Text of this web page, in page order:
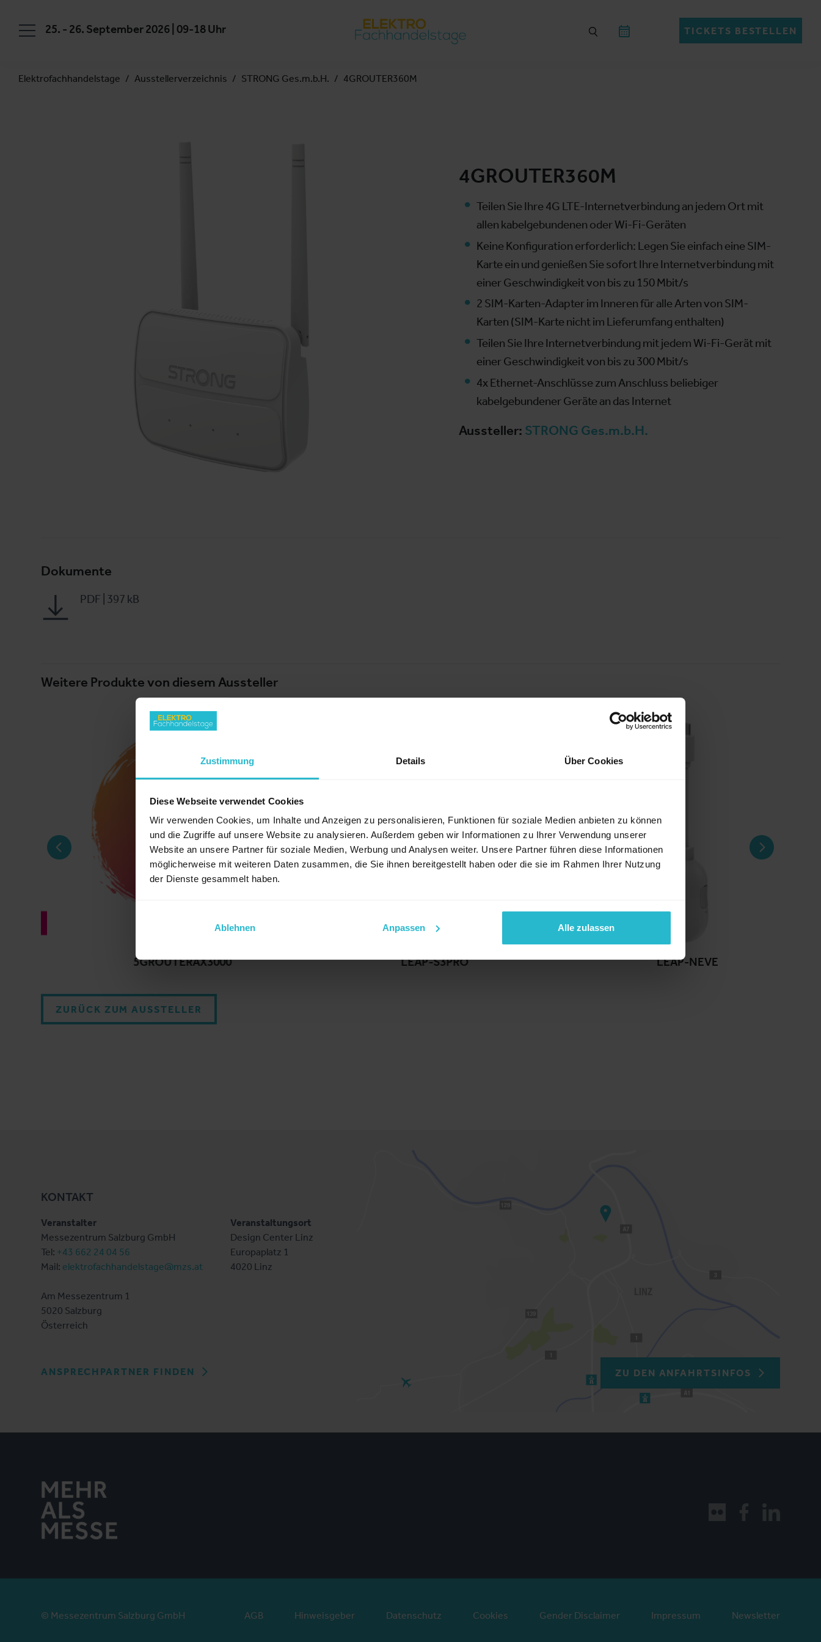
Zustimmung Details Über Cookies
Diese Webseite verwendet Cookies
Wir verwenden Cookies, um Inhalte und Anzeigen zu personalisieren, Funktionen für soziale Medien anbieten zu können
und die Zugriffe auf unsere Website zu analysieren. Außerdem geben wir Informationen zu Ihrer Verwendung unserer
Website an unsere Partner für soziale Medien, Werbung und Analysen weiter. Unsere Partner führen diese Informationen
möglicherweise mit weiteren Daten zusammen, die Sie ihnen bereitgestellt haben oder die sie im Rahmen Ihrer Nutzung
der Dienste gesammelt haben.
Ablehnen Anpassen Alle zulassen
25. - 26. September 2026 | 09-18 Uhr TICKETS BESTELLEN
Elektrofachhandelstage Ausstellerverzeichnis STRONG Ges.m.b.H. 4GROUTER360M
4GROUTER360M
Teilen Sie Ihre 4G LTE-Internetverbindung an jedem Ort mit
allen kabelgebundenen oder Wi-Fi-Geräten
Keine Konfiguration erforderlich: Legen Sie einfach eine SIM-
Karte ein und genießen Sie sofort Ihre Internetverbindung mit
einer Geschwindigkeit von bis zu 150 Mbit/s
2 SIM-Karten-Adapter im Inneren für alle Arten von SIM-
Karten (SIM-Karte nicht im Lieferumfang enthalten)
Teilen Sie Ihre Internetverbindung mit jedem Wi-Fi-Gerät mit
einer Geschwindigkeit von bis zu 300 Mbit/s
4x Ethernet-Anschlüsse zum Anschluss beliebiger
kabelgebundener Geräte an das Internet
Aussteller: STRONG Ges.m.b.H.
Dokumente
PDF 397 kB
Weitere Produkte von diesem Aussteller
5GROUTERAX3000 LEAP-S3PRO LEAP-NEVE
ZURÜCK ZUM AUSSTELLER
KONTAKT
Veranstalter
Messezentrum Salzburg GmbH
Tel: +43 662 24 04 56
Mail: elektrofachhandelstage@mzs.at
Am Messezentrum 1
5020 Salzburg
Österreich
Veranstaltungsort
Design Center Linz
Europaplatz 1
4020 Linz
ANSPRECHPARTNER FINDEN ZU DEN ANFAHRTSINFOS
© Messezentrum Salzburg GmbH AGB Hinweisgeber Datenschutz Cookies Gender Disclaimer Impressum Newsletter